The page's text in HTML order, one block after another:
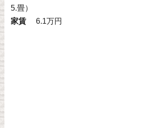
5.畳）
家賃
6.1万円